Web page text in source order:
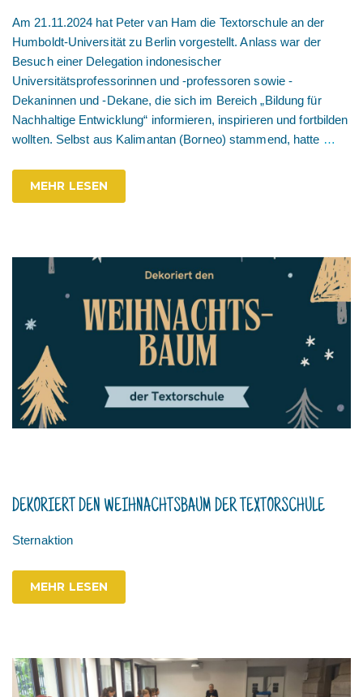
Am 21.11.2024 hat Peter van Ham die Textorschule an der
Humboldt-Universität zu Berlin vorgestellt. Anlass war der
Besuch einer Delegation indonesischer
Universitätsprofessorinnen und -professoren sowie -
Dekaninnen und -Dekane, die sich im Bereich „Bildung für
Nachhaltige Entwicklung“ informieren, inspirieren und fortbilden
wollten. Selbst aus Kalimantan (Borneo) stammend, hatte …
MEHR LESEN
DEKORIERT DEN WEIHNACHTSBAUM DER TEXTORSCHULE
Sternaktion
MEHR LESEN